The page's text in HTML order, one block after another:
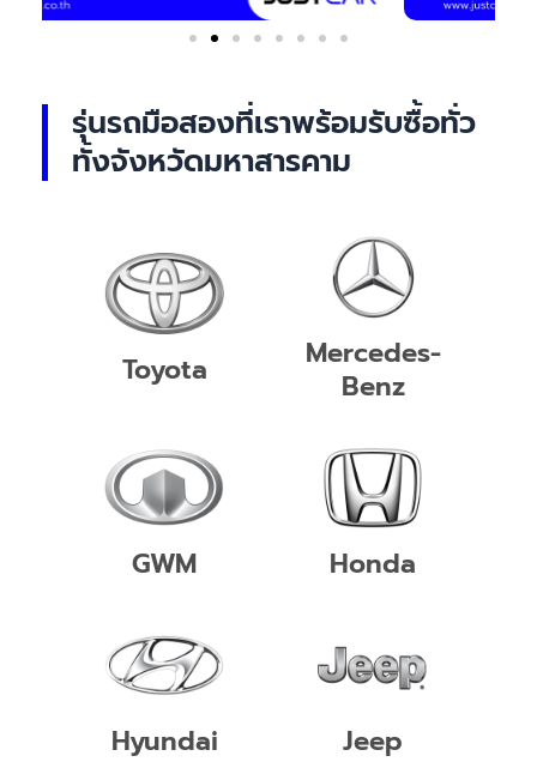
รุ่นรถมือสองที่เราพร้อมรับซื้อทั่ว
ทั้งจังหวัดมหาสารคาม
Toyota
Mercedes-
Benz
GWM Honda
Hyundai Jeep